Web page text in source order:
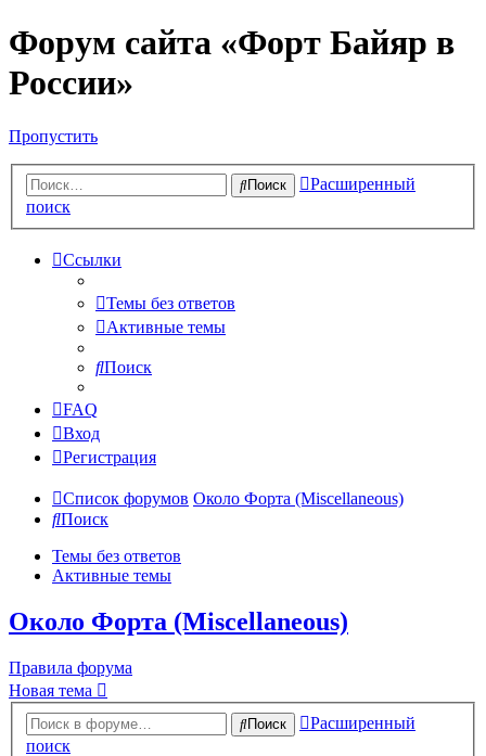
Форум сайта «Форт Байяр в
России»
Пропустить
Поиск
Расширенный
поиск
Ссылки
Темы без ответов
Активные темы
Поиск
FAQ
Вход
Регистрация
Список форумов Около Форта (Miscellaneous)
Поиск
Темы без ответов
Активные темы
Около Форта (Miscellaneous)
Правила форума
Новая тема
Поиск
Расширенный
поиск